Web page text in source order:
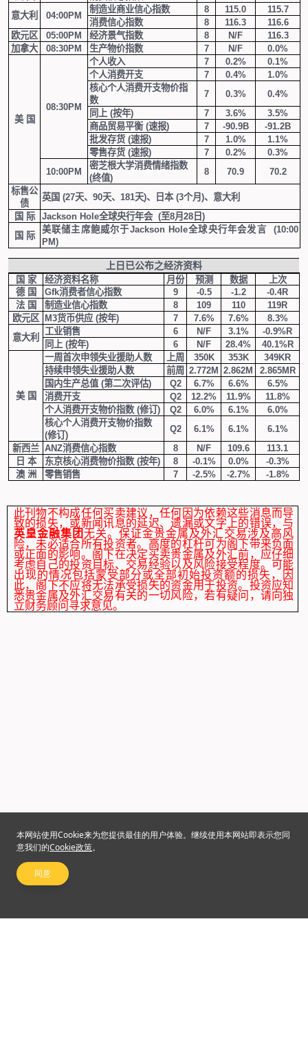
意大利
04:00PM
制造业商业信心指数 8 115.0
115.7
消费信心指数
8 116.3
116.6
欧元区
05:00PM 经济景气指数 8 N/F
116.3
加拿大
08:30PM 生产物价指数 7 N/F 0.0%
美 国
08:30PM
个人收入 7 0.2%
0.1%
个人消费开支
7 0.4%
1.0%
核心个人消费开支物价指
数
7 0.3%
0.4%
同上(按年) 7 3.6%
3.5%
商品贸易平衡(速报) 7 -90.9B
-91.2B
批发存货(速报) 7 1.0%
1.1%
零售存货(速报) 7 0.2%
0.3%
10:00PM
密芝根大学消费情绪指数
(终值)
8 70.9
70.2
标售公
债
英国 (27天、 90天、 181天)、日本(3个月 )、意大利
国 际
Jackson Hole全球央行年会 (至8月 28日 )
国 际
美联储主席鲍威尔于Jackson Hole全球央行年会发言
(10:00
PM)
上日已公布之经济资料
国 家 经济资料名称 月份 预测 数据
上次
德 国
Gfk消费者信心指数 9 -0.5 -1.2
-0.4R
法 国
制造业信心指数 8 109 110
119R
欧元区
M3货币供应(按年) 7 7.6% 7.6%
8.3%
意大利
工业销售 6 N/F 3.1%
-0.9%R
同上(按年) 6 N/F 28.4% 40.1%R
美 国
一周首次申领失业援助人数 上周 350K 353K
349KR
持续申领失业援助人数
前周 2.772M 2.862M
2.865MR
国内生产总值(第二次评估) Q2 6.7% 6.6%
6.5%
消费开支
Q2 12.2% 11.9%
11.8%
个人消费开支物价指数(修订 ) Q2 6.0% 6.1%
6.0%
核心个人消费开支物价指数
(修订 )
Q2 6.1% 6.1%
6.1%
新西兰 ANZ消费信心指数 8 N/F 109.6
113.1
日 本
东京核心消费物价指数(按年) 8 -0.1% 0.0%
-0.3%
澳 洲
零售销售 7 -2.5% -2.7% -1.8%
此刊物不构成任何买卖建议，任何因为依赖这些消息而导
致的损失，或新闻讯息的延迟、遗漏或文字上的错误，与
英皇金融集团无关。保证金贵金属及外汇交易涉及高风
险，未必适合所有投资者。高度的杠杆可为阁下带来负面
或正面的影响。阁下在决定买卖贵金属及外汇前，应仔细
考虑自己的投资目标、交易经验以及风险接受程度。可能
出现的情况包括蒙受部分或全部初始投资额的损失，因
此，阁下不应将无法承受损失的资金用于投资。投资应知
悉贵金属及外汇交易有关的一切风险，若有疑问，请向独
立财务顾问寻求意见。
本网站使用Cookie来为您提供最佳的用户体验。继续使用本网站即表示您同
意我们的Cookie政策。
同意